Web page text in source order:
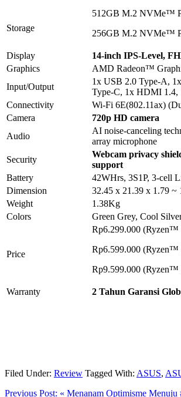
Storage
512GB M.2 NVMe™
256GB M.2 NVMe™
Display
14-inch IPS-Level,
Graphics
AMD Radeon™
Input/Output
1x USB 2.0 Type-A,
Type-C, 1x HDMI 1.4,
Connectivity
Wi-Fi 6E(802.11ax)
Camera
720p HD camera
Audio
AI noise-canceling
array microphone
Security
Webcam privacy
support
Battery
42WHrs, 3S1P, 3-cell
Dimension
32.45 x 21.39 x 1.79 ~
Weight
1.38Kg
Colors
Green Grey, Cool
Price
Rp6.299.000
Rp6.599.000
Rp9.599.000
Warranty 2 Tahun Garansi G
Filed Under: Review Tagged With: ASUS,
Previous Post: « Menanam Optimisme Menuju